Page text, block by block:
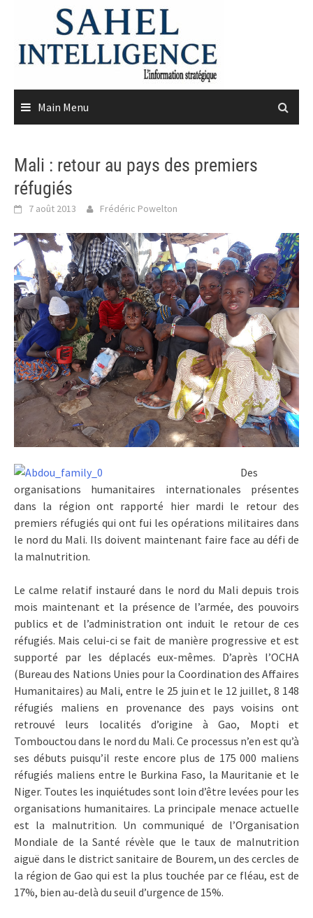
content
Main Menu
Mali : retour au pays des premiers
réfugiés
7 août 2013 Frédéric Powelton
Des
organisations humanitaires internationales présentes
dans la région ont rapporté hier mardi le retour des
premiers réfugiés qui ont fui les opérations militaires dans
le nord du Mali. Ils doivent maintenant faire face au défi de
la malnutrition.
Le calme relatif instauré dans le nord du Mali depuis trois
mois maintenant et la présence de l’armée, des pouvoirs
publics et de l’administration ont induit le retour de ces
réfugiés. Mais celui-ci se fait de manière progressive et est
supporté par les déplacés eux-mêmes. D’après l’OCHA
(Bureau des Nations Unies pour la Coordination des Affaires
Humanitaires) au Mali, entre le 25 juin et le 12 juillet, 8 148
réfugiés maliens en provenance des pays voisins ont
retrouvé leurs localités d’origine à Gao, Mopti et
Tombouctou dans le nord du Mali. Ce processus n’en est qu’à
ses débuts puisqu’il reste encore plus de 175 000 maliens
réfugiés maliens entre le Burkina Faso, la Mauritanie et le
Niger. Toutes les inquiétudes sont loin d’être levées pour les
organisations humanitaires. La principale menace actuelle
est la malnutrition. Un communiqué de l’Organisation
Mondiale de la Santé révèle que le taux de malnutrition
aiguë dans le district sanitaire de Bourem, un des cercles de
la région de Gao qui est la plus touchée par ce fléau, est de
17%, bien au-delà du seuil d’urgence de 15%.